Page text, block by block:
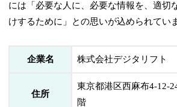
には「必要な人に、必要な情報を、適切
けするために」との思いが込められてい
企業名 株式会社デジタリフト
住所
東京都港区西麻布4-12-
階